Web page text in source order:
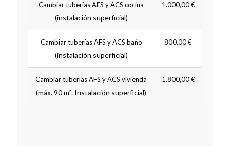
Cambiar tuberías AFS y ACS cocina
(instalación superficial)
1.000,00 €
Cambiar tuberías AFS y ACS baño
(instalación superficial)
800,00 €
Cambiar tuberías AFS y ACS vivienda
(máx. 90 m². Instalación superficial)
1.800,00 €